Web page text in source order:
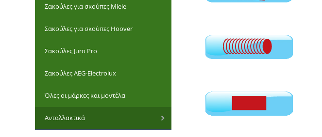
Σακούλες για σκούπες Miele
Σακούλες για σκούπες Hoover
Σακούλες Juro Pro
Σακούλες AEG-Electrolux
Όλες οι μάρκες και μοντέλα
Ανταλλακτικά